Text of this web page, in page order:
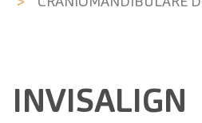
INVISALIGN